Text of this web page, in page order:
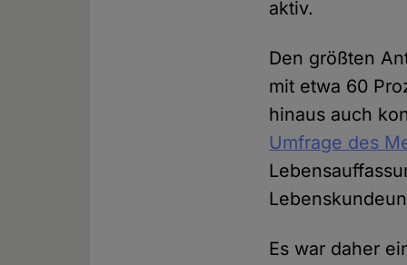
aktiv.
Den größten
mit etwa 60
hinaus auch
Umfrage des
Es war daher